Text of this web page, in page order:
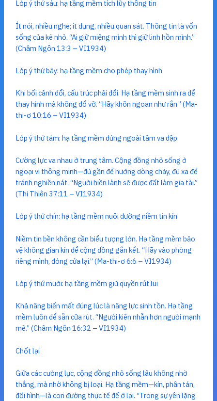
Lớp ý thứ sáu: hạ tầng mềm tích lũy thông tin
Ít nói, nhiều nghe; ít dựng, nhiều quan sát. Thông tin là vốn
sống của kẻ nhỏ. “Ai giữ miệng mình thì giữ linh hồn mình.”
(Châm Ngôn 13:3 – VI1934)
Lớp ý thứ bảy: hạ tầng mềm cho phép thay hình
Khi bối cảnh đổi, cấu trúc phải đổi. Hạ tầng mềm sinh ra để
thay hình mà không đổ vỡ. “Hãy khôn ngoan như rắn.” (Ma-
thi-ơ 10:16 – VI1934)
Lớp ý thứ tám: hạ tầng mềm đứng ngoài tâm va đập
Cường lực va nhau ở trung tâm. Cộng đồng nhỏ sống ở
ngoại vi thông minh—đủ gần để hưởng dòng chảy, đủ xa để
tránh nghiền nát. “Người hiền lành sẽ được đất làm gia tài.”
(Thi Thiên 37:11 – VI1934)
Lớp ý thứ chín: hạ tầng mềm nuôi dưỡng niềm tin kín
Niềm tin bền không cần biểu tượng lớn. Hạ tầng mềm bảo
vệ không gian kín để cộng đồng gắn kết. “Hãy vào phòng
riêng mình, đóng cửa lại.” (Ma-thi-ơ 6:6 – VI1934)
Lớp ý thứ mười: hạ tầng mềm giữ quyền rút lui
Khả năng biến mất đúng lúc là năng lực sinh tồn. Hạ tầng
mềm luôn để sẵn cửa rút. “Người kiên nhẫn hơn người mạnh
mẽ.” (Châm Ngôn 16:32 – VI1934)
Chốt lại
Giữa các cường lực, cộng đồng nhỏ sống lâu không nhờ
thắng, mà nhờ không bị loại. Hạ tầng mềm—kín, phân tán,
đổi hình—là con đường thực tế để ở lại. “Trong sự yên lặng